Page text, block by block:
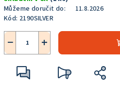
Můžeme doručit do:
11.8.2026
Kód: 2190SILVER
+
−